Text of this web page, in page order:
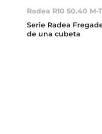
Radea R10 50.40 M-
Serie Radea
de una cubeta